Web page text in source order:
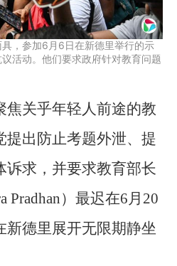
，参加6月6日在新德里举行的示
活动。他们要求政府针对教育问题
焦关乎年轻人前途的教
提出防止考题外泄、提
诉求，并要求教育部长
Pradhan）最迟在6月20
新德里展开无限期静坐